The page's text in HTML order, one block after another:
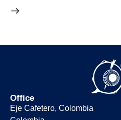
Office
Eje Cafetero, Colombia